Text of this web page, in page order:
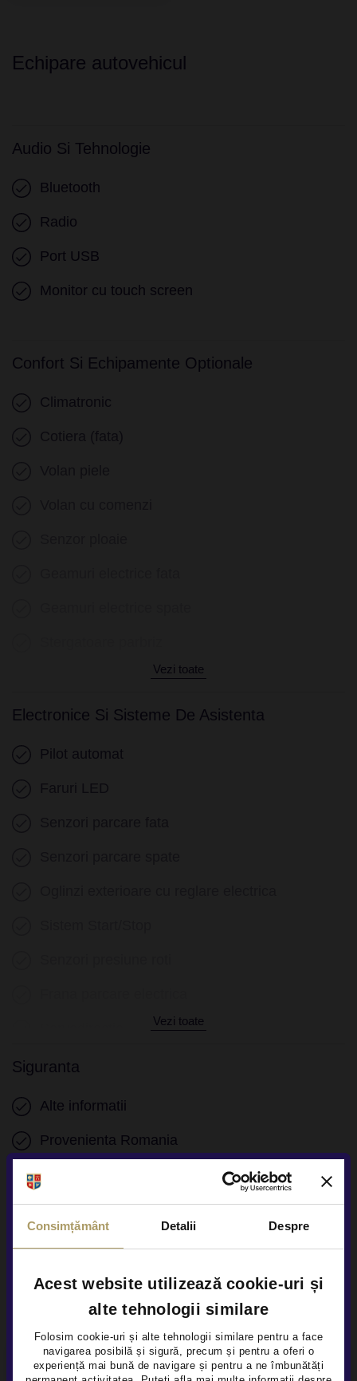
Consimțământ Detalii Despre
Acest website utilizează cookie-uri și
alte tehnologii similare
Folosim cookie-uri și alte tehnologii similare pentru a face
navigarea posibilă și sigură, precum și pentru a oferi o
experiență mai bună de navigare și pentru a ne îmbunătăți
Echipare autovehicul
Audio Si Tehnologie
Bluetooth
Radio
Port USB
Monitor cu touch screen
Confort Si Echipamente Optionale
Climatronic
Vezi toate
Electronice Si Sisteme De Asistenta
Pilot automat
Vezi toate
Siguranta
Alte informatii
Provenienta Romania
Numar chei disponibile 2
Alte servicii disponibile
Finantare flexibila
×